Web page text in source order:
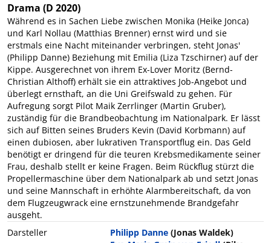
Drama (D 2020)
Während es in Sachen Liebe zwischen Monika (Heike Jonca)
und Karl Nollau (Matthias Brenner) ernst wird und sie
erstmals eine Nacht miteinander verbringen, steht Jonas'
(Philipp Danne) Beziehung mit Emilia (Liza Tzschirner) auf der
Kippe. Ausgerechnet von ihrem Ex-Lover Moritz (Bernd-
Christian Althoff) erhält sie ein attraktives Job-Angebot und
überlegt ernsthaft, an die Uni Greifswald zu gehen. Für
Aufregung sorgt Pilot Maik Zerrlinger (Martin Gruber),
zuständig für die Brandbeobachtung im Nationalpark. Er lässt
sich auf Bitten seines Bruders Kevin (David Korbmann) auf
einen dubiosen, aber lukrativen Transportflug ein. Das Geld
benötigt er dringend für die teuren Krebsmedikamente seiner
Frau, deshalb stellt er keine Fragen. Beim Rückflug stürzt die
Propellermaschine über dem Nationalpark ab und setzt Jonas
und seine Mannschaft in erhöhte Alarmbereitschaft, da von
dem Flugzeugwrack eine ernstzunehmende Brandgefahr
ausgeht.
Darsteller
Philipp Danne (Jonas Waldek)